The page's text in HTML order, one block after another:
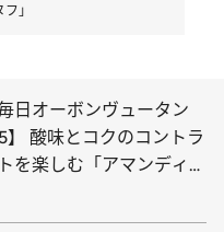
」
毎日オーボンヴュータン
】 酸味とコクのコントラ
を楽しむ「アマンディー